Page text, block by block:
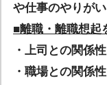
や仕事のやりが
■離職・離職想起
・上司との関係
・職場との関係